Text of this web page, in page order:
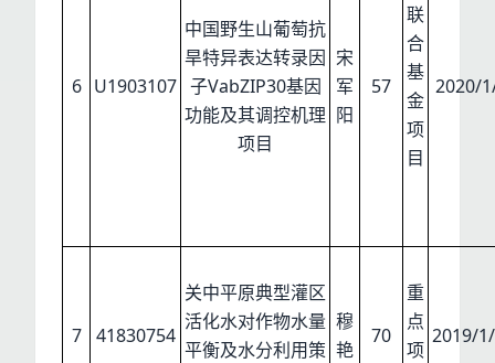
6 U1903107
中国野生山葡萄抗
旱特异表达转录因
子VabZIP30基因
功能及其调控机理
项目
宋
军
阳
57
联
合
基
金
项
目
2020/
7 41830754
关中平原典型灌区
活化水对作物水量
平衡及水分利用策
穆
艳
70
重
点
项
2019/